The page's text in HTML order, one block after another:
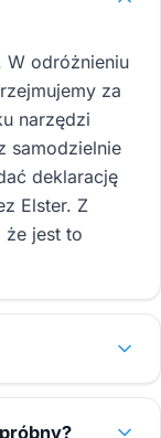
W odróżnieniu
za
narzędzi
samodzielnie
deklarację
Elster. Z
że jest to